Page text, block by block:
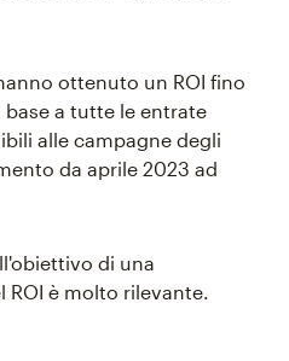
ottenuto un ROI fino
a tutte le entrate
alle campagne degli
da aprile 2023 ad
di una
ROI è molto rilevante.